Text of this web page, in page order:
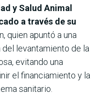
y Salud Animal
a través de su
quien apuntó a una
levantamiento de la
evitando una
el financiamiento y la
sanitario.